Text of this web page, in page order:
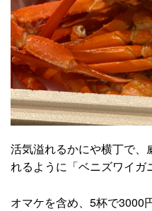
活気溢れるかにや横丁で、
れるように「ベニズワイガ
オマケを含め、5杯で3000